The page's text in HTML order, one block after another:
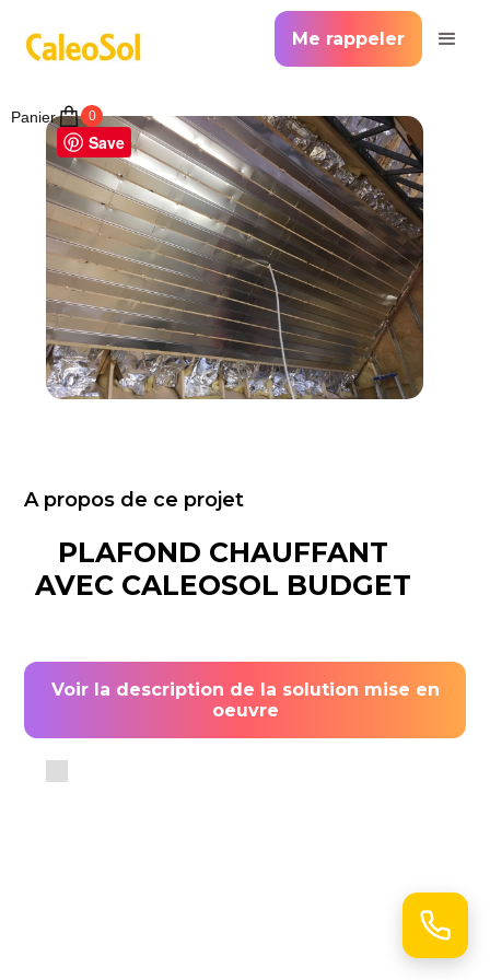
Me rappeler
Panier 0
A propos de ce projet
PLAFOND CHAUFFANT
AVEC CALEOSOL BUDGET
Voir la description de la solution mise en
oeuvre
Save